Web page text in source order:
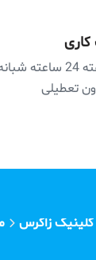
7روز هفته 24 ساعته
تعطیلی
زاگرس